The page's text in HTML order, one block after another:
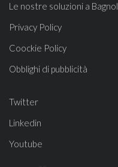
Le nostre soluzioni a
Privacy Policy
Coockie Policy
Obblighi di pubblicità
Twitter
Linkedin
Youtube